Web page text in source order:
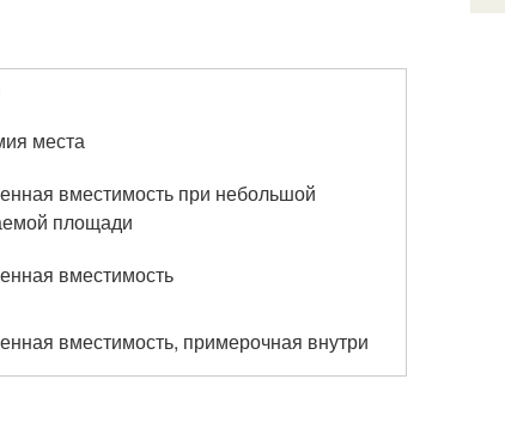
места
вместимость при небольшой
площади
вместимость
вместимость, примерочная внутри